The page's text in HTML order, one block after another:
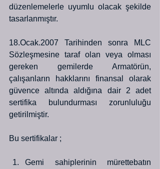
düzenlemelerle uyumlu olacak şekilde
tasarlanmıştır.
18.Ocak.2007 Tarihinden sonra MLC
Sözleşmesine taraf olan veya olması
gereken gemilerde Armatörün,
çalışanların hakklarını finansal olarak
güvence altında aldığına dair 2 adet
sertifika bulundurması zorunluluğu
getirilmiştir.
Bu sertifikalar ;
Gemi sahiplerinin mürettebatın